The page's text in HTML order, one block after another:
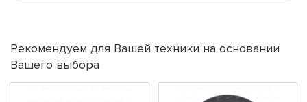
Рекомендуем для Вашей техники на основании
Вашего выбора